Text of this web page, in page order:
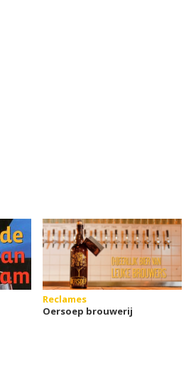
Reclames
Oersoep brouwerij